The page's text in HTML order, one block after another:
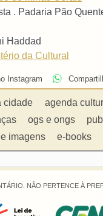
. Padaria Pão
Haddad
da Cultural
Instagram
cidade agenda
ogs e ongs
imagens e-books
NÃO PERTENCE À